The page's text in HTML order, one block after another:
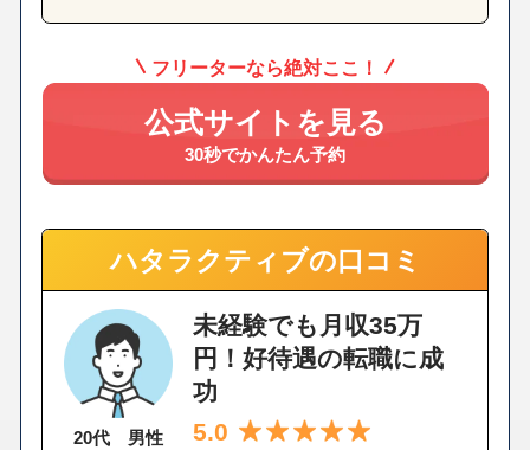
フリーターなら絶対ここ！
公式サイトを見る
30秒でかんたん予約
ハタラクティブの口コミ
20代 男性
未経験でも月収35万
円！好待遇の転職に成
功
5.0